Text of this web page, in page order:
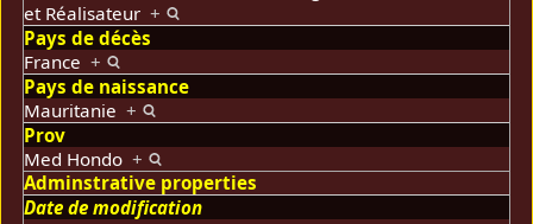
et Réalisateur+
Pays de décès
France+
Pays de naissance
Mauritanie+
Prov
Med Hondo+
Adminstrative properties
Date de modification